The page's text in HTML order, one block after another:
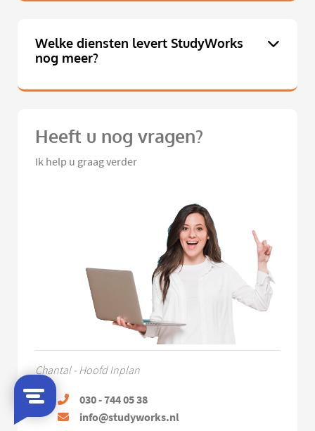
Welke diensten levert StudyWorks
nog meer?
Heeft u nog vragen?
Ik help u graag verder
Chantal - Hoofd Inplan
030 - 744 05 38
info@studyworks.nl